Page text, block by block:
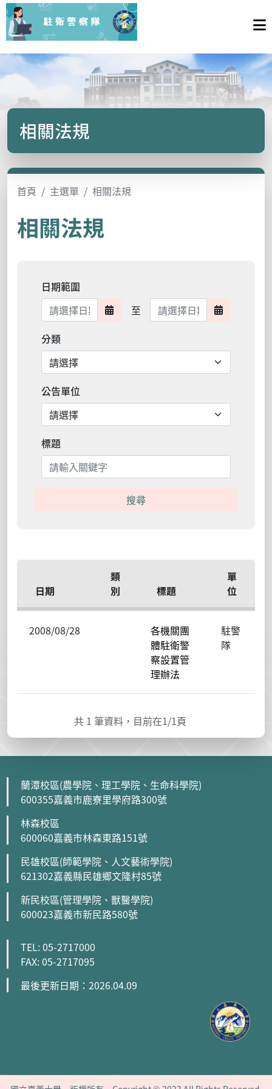
相關法規
首頁 主選單 相關法規
相關法規
日期範圍
日期範圍開始
至 日期範圍結束 日期範圍
分類
公告單位
標題
日期
類
別
標題
單
位
2008/08/28
各機關團
體駐衛警
察設置管
理辦法
駐警
隊
共 1 筆資料，目前在1/1頁
蘭潭校區(農學院、理工學院、生命科學院)
600355嘉義市鹿寮里學府路300號
林森校區
600060嘉義市林森東路151號
民雄校區(師範學院、人文藝術學院)
621302嘉義縣民雄鄉文隆村85號
新民校區(管理學院、獸醫學院)
600023嘉義市新民路580號
TEL: 05-2717000
FAX: 05-2717095
最後更新日期：2026.04.09